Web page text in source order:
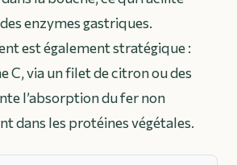
enzymes gastriques.
est également stratégique :
C, via un filet de citron ou des
l’absorption du fer non
dans les protéines végétales.